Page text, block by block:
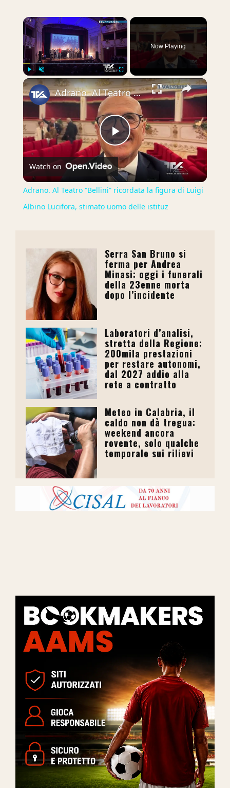
×
Play Unmute Fullscreen
Now Playing
×
Play
Video
Adrano. Al Teatro “Bellini” ricordata la figura di Luigi Albino Lucifora, stimato uomo delle istituz
Watch on
Adrano. Al Teatro “Bellini” ricordata la figura di Luigi
Albino Lucifora, stimato uomo delle istituz
Serra San Bruno si
ferma per Andrea
Minasi: oggi i funerali
della 23enne morta
dopo l’incidente
Laboratori d’analisi,
stretta della Regione:
200mila prestazioni
per restare autonomi,
dal 2027 addio alla
rete a contratto
Meteo in Calabria, il
caldo non dà tregua:
weekend ancora
rovente, solo qualche
temporale sui rilievi